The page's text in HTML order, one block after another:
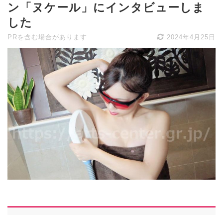
ン「ヌケール」にインタビューしま
した
PRを含む場合があります 2024年4月25日